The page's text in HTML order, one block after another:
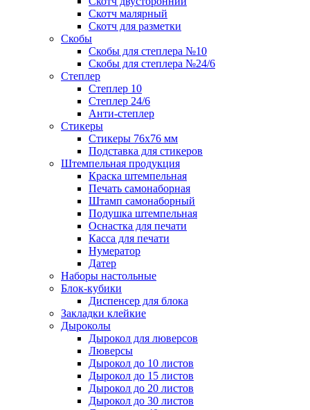
Скотч малярный
Скотч для разметки
Скобы
Скобы для степлера №10
Скобы для степлера №24/6
Степлер
Степлер 10
Степлер 24/6
Анти-степлер
Стикеры
Стикеры 76x76 мм
Подставка для стикеров
Штемпельная продукция
Краска штемпельная
Печать самонаборная
Штамп самонаборный
Подушка штемпельная
Оснастка для печати
Касса для печати
Нумератор
Датер
Наборы настольные
Блок-кубики
Диспенсер для блока
Закладки клейкие
Дыроколы
Дырокол для люверсов
Люверсы
Дырокол до 10 листов
Дырокол до 15 листов
Дырокол до 20 листов
Дырокол до 30 листов